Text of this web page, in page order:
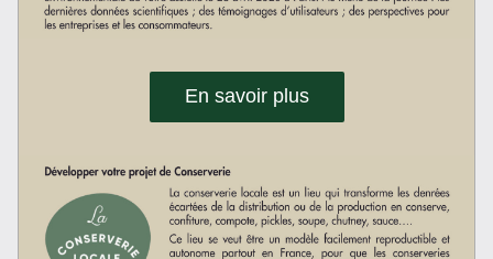
En savoir plus